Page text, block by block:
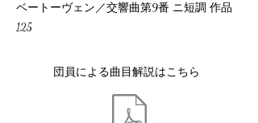
ベートーヴェン／交響曲第9番 ニ短調 作品
125
団員による曲目解説はこちら